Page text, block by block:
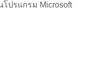
ปรแกรม Microsoft